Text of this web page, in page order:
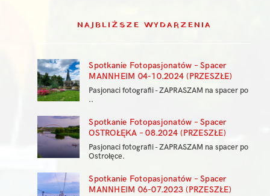
NAJBLIŻSZE WYDARZENIA
Spotkanie Fotopasjonatów – Spacer
MANNHEIM 04-10.2024 (PRZESZŁE)
Pasjonaci fotografii - ZAPRASZAM na spacer po
..
Spotkanie Fotopasjonatów – Spacer
OSTROŁĘKA – 08.2024 (PRZESZŁE)
Pasjonaci fotografii - ZAPRASZAM na spacer po
Ostrołęce.
Spotkanie Fotopasjonatów – Spacer
MANNHEIM 06-07.2023 (PRZESZŁE)